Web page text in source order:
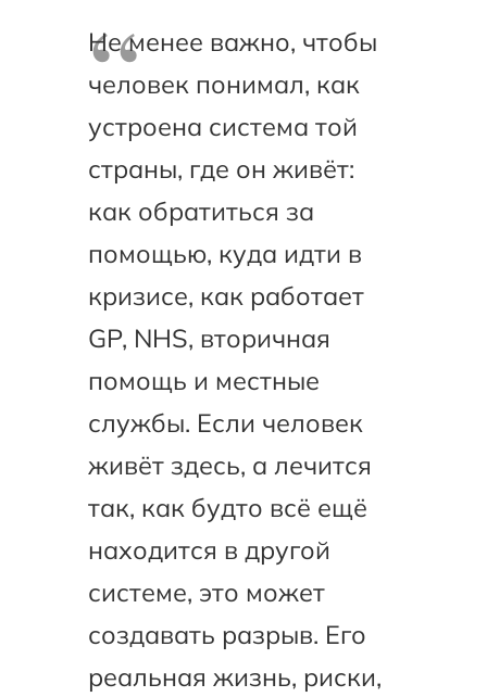
Не менее важно, чтобы
человек понимал, как
устроена система той
страны, где он живёт:
как обратиться за
помощью, куда идти в
кризисе, как работает
GP, NHS, вторичная
помощь и местные
службы. Если человек
живёт здесь, а лечится
так, как будто всё ещё
находится в другой
системе, это может
создавать разрыв. Его
реальная жизнь, риски,